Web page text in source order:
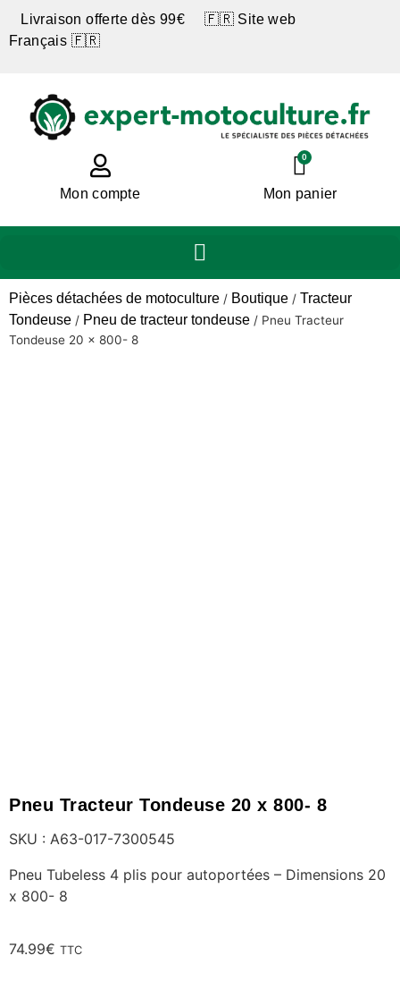
Livraison offerte dès 99€ 🇫🇷 Site web
Français 🇫🇷
Mon compte
0
Mon panier
Pièces détachées de motoculture / Boutique / Tracteur
Tondeuse / Pneu de tracteur tondeuse / Pneu Tracteur
Tondeuse 20 x 800- 8
Pneu Tracteur Tondeuse 20 x 800- 8
SKU : A63-017-7300545
Pneu Tubeless 4 plis pour autoportées – Dimensions 20
x 800- 8
74.99€ TTC